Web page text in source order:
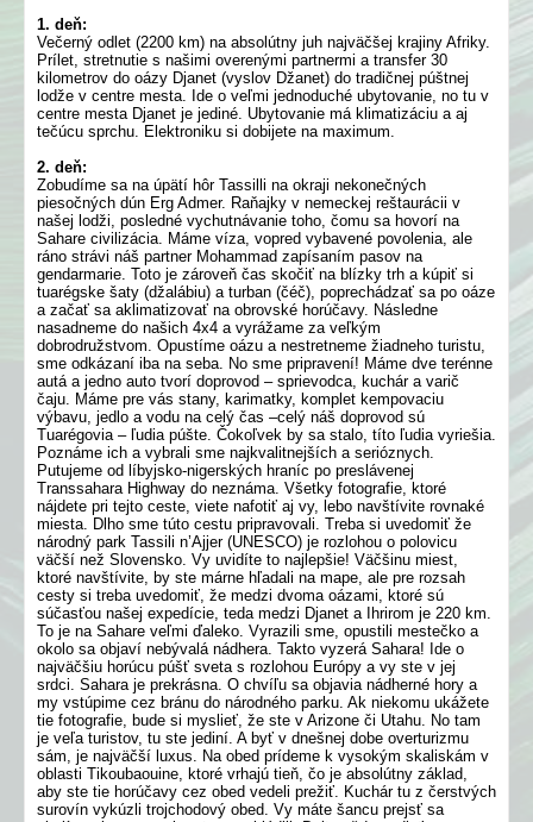
1. deň:
Večerný odlet (2200 km) na absolútny juh najväčšej krajiny Afriky.
Prílet, stretnutie s našimi overenými partnermi a transfer 30
kilometrov do oázy Djanet (vyslov Džanet) do tradičnej púštnej
lodže v centre mesta. Ide o veľmi jednoduché ubytovanie, no tu v
centre mesta Djanet je jediné. Ubytovanie má klimatizáciu a aj
tečúcu sprchu. Elektroniku si dobijete na maximum.
2. deň:
Zobudíme sa na úpätí hôr Tassilli na okraji nekonečných
piesočných dún Erg Admer. Raňajky v nemeckej reštaurácii v
našej lodži, posledné vychutnávanie toho, čomu sa hovorí na
Sahare civilizácia. Máme víza, vopred vybavené povolenia, ale
ráno strávi náš partner Mohammad zapísaním pasov na
gendarmarie. Toto je zároveň čas skočiť na blízky trh a kúpiť si
tuarégske šaty (džalábiu) a turban (čéč), poprechádzať sa po oáze
a začať sa aklimatizovať na obrovské horúčavy. Následne
nasadneme do našich 4x4 a vyrážame za veľkým
dobrodružstvom. Opustíme oázu a nestretneme žiadneho turistu,
sme odkázaní iba na seba. No sme pripravení! Máme dve terénne
autá a jedno auto tvorí doprovod – sprievodca, kuchár a varič
čaju. Máme pre vás stany, karimatky, komplet kempovaciu
výbavu, jedlo a vodu na celý čas –celý náš doprovod sú
Tuarégovia – ľudia púšte. Čokoľvek by sa stalo, títo ľudia vyriešia.
Poznáme ich a vybrali sme najkvalitnejších a serióznych.
Putujeme od líbyjsko-nigerských hraníc po preslávenej
Transsahara Highway do neznáma. Všetky fotografie, ktoré
nájdete pri tejto ceste, viete nafotiť aj vy, lebo navštívite rovnaké
miesta. Dlho sme túto cestu pripravovali. Treba si uvedomiť že
národný park Tassili n’Ajjer (UNESCO) je rozlohou o polovicu
väčší než Slovensko. Vy uvidíte to najlepšie! Väčšinu miest,
ktoré navštívite, by ste márne hľadali na mape, ale pre rozsah
cesty si treba uvedomiť, že medzi dvoma oázami, ktoré sú
súčasťou našej expedície, teda medzi Djanet a Ihrirom je 220 km.
To je na Sahare veľmi ďaleko. Vyrazili sme, opustili mestečko a
okolo sa objaví nebývalá nádhera. Takto vyzerá Sahara! Ide o
najväčšiu horúcu púšť sveta s rozlohou Európy a vy ste v jej
srdci. Sahara je prekrásna. O chvíľu sa objavia nádherné hory a
my vstúpime cez bránu do národného parku. Ak niekomu ukážete
tie fotografie, bude si myslieť, že ste v Arizone či Utahu. No tam
je veľa turistov, tu ste jediní. A byť v dnešnej dobe overturizmu
sám, je najväčší luxus. Na obed prídeme k vysokým skaliskám v
oblasti Tikoubaouine, ktoré vrhajú tieň, čo je absolútny základ,
aby ste tie horúčavy cez obed vedeli prežiť. Kuchár tu z čerstvých
surovín vykúzli trojchodový obed. Vy máte šancu prejsť sa